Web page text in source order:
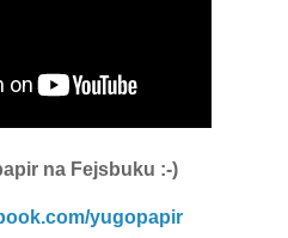
na Fejsbuku :-)
yugopapir